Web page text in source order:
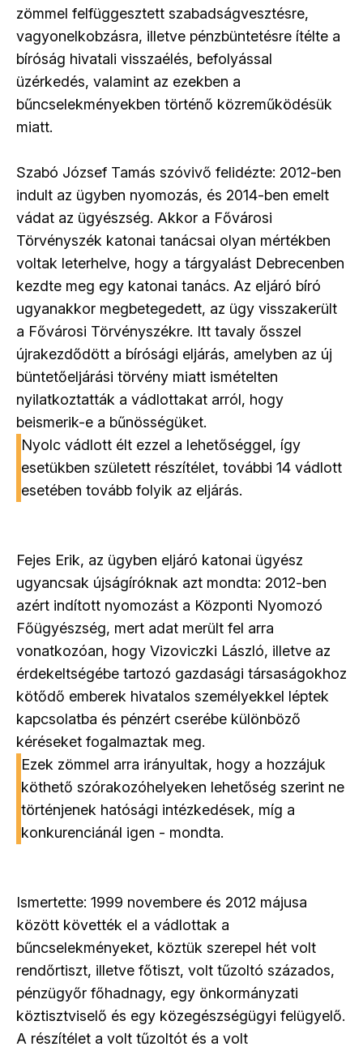
zömmel felfüggesztett szabadságvesztésre,
vagyonelkobzásra, illetve pénzbüntetésre ítélte a
bíróság hivatali visszaélés, befolyással
üzérkedés, valamint az ezekben a
bűncselekményekben történő közreműködésük
miatt.
Szabó József Tamás szóvivő felidézte: 2012-ben
indult az ügyben nyomozás, és 2014-ben emelt
vádat az ügyészség. Akkor a Fővárosi
Törvényszék katonai tanácsai olyan mértékben
voltak leterhelve, hogy a tárgyalást Debrecenben
kezdte meg egy katonai tanács. Az eljáró bíró
ugyanakkor megbetegedett, az ügy visszakerült
a Fővárosi Törvényszékre. Itt tavaly ősszel
újrakezdődött a bírósági eljárás, amelyben az új
büntetőeljárási törvény miatt ismételten
nyilatkoztatták a vádlottakat arról, hogy
beismerik-e a bűnösségüket.
Nyolc vádlott élt ezzel a lehetőséggel, így
esetükben született részítélet, további 14 vádlott
esetében tovább folyik az eljárás.
Fejes Erik, az ügyben eljáró katonai ügyész
ugyancsak újságíróknak azt mondta: 2012-ben
azért indított nyomozást a Központi Nyomozó
Főügyészség, mert adat merült fel arra
vonatkozóan, hogy Vizoviczki László, illetve az
érdekeltségébe tartozó gazdasági társaságokhoz
kötődő emberek hivatalos személyekkel léptek
kapcsolatba és pénzért cserébe különböző
kéréseket fogalmaztak meg.
Ezek zömmel arra irányultak, hogy a hozzájuk
köthető szórakozóhelyeken lehetőség szerint ne
történjenek hatósági intézkedések, míg a
konkurenciánál igen - mondta.
Ismertette: 1999 novembere és 2012 májusa
között követték el a vádlottak a
bűncselekményeket, köztük szerepel hét volt
rendőrtiszt, illetve főtiszt, volt tűzoltó százados,
pénzügyőr főhadnagy, egy önkormányzati
köztisztviselő és egy közegészségügyi felügyelő.
A részítélet a volt tűzoltót és a volt